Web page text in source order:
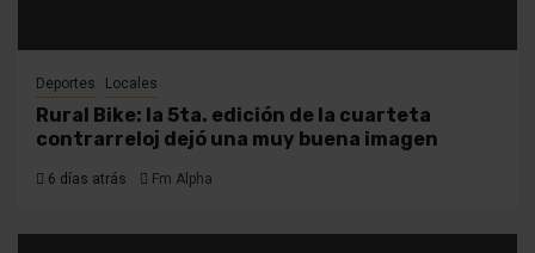
Deportes Locales
Rural Bike: la 5ta. edición de la cuarteta
contrarreloj dejó una muy buena imagen
6 días atrás Fm Alpha